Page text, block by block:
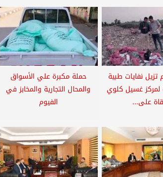
تزيل نفايات طبية
لمركز غسيل كلوي
على...
حملة مكبرة علي الأسواق
والمحال التجارية والمخابز في
الفيوم